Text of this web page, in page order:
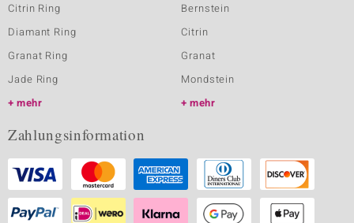
Citrin Ring
Diamant Ring
Granat Ring
Jade Ring
mehr
Bernstein
Citrin
Granat
Mondstein
mehr
Zahlungsinformation